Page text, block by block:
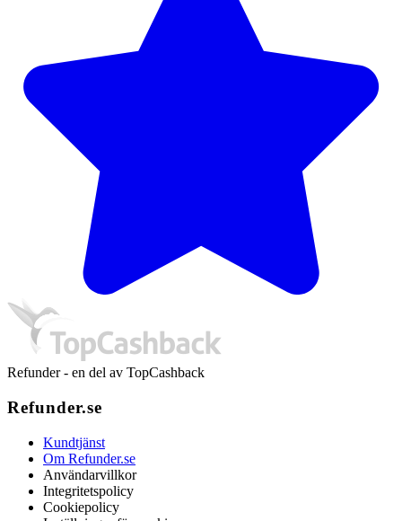
Refunder - en del av TopCashback
Refunder.se
Kundtjänst
Om Refunder.se
Användarvillkor
Integritetspolicy
Cookiepolicy